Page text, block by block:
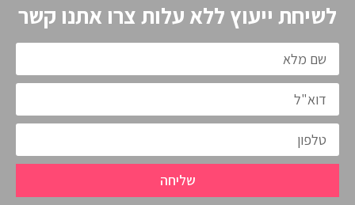
לשיחת ייעוץ ללא עלות צרו אתנו קשר
שליחה